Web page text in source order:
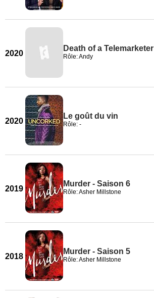
2020
Death of a Telemarketer
Rôle: Andy
2020
Le goût du vin
Rôle: -
2019
Murder - Saison 6
Rôle: Asher Millstone
2018
Murder - Saison 5
Rôle: Asher Millstone